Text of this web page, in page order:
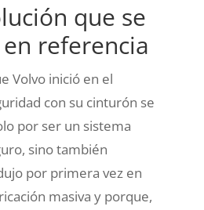
que se
referencia
Volvo inició en el
con su cinturón se
por ser un sistema
sino también
por primera vez en
masiva y porque,